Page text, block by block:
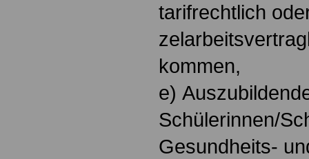
tarifrechtlich
kommen,
e)
Schülerinnen/
Gesundheits-